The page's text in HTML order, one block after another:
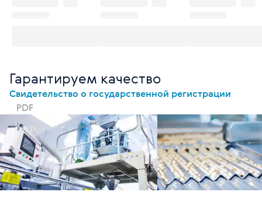
Гарантируем качество
Свидетельство о государственной регистрации
PDF